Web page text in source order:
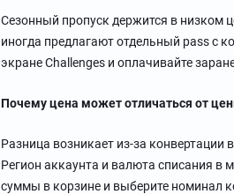
Сезонный пропуск держится в низком
иногда предлагают отдельный pass с
экране Challenges и оплачивайте
Почему цена может отличаться от
Разница возникает из-за
Регион аккаунта и валюта списания в
суммы в корзине и выберите номинал